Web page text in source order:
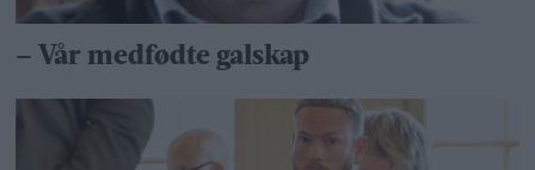
– Vår medfødte galskap